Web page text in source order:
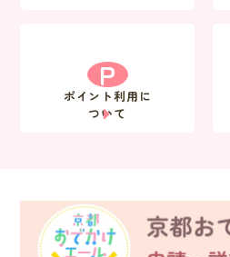
P
ポイント利用に
ついて